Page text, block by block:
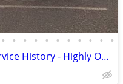
• • • • • • • • • • •
2023 BMW X5 M50i - Dealer Service History - Highly Optioned